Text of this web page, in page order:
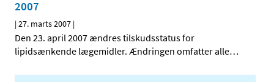
2007
|27. marts 2007 |
Den 23. april 2007 ændres tilskudsstatus for
lipidsænkende lægemidler. Ændringen omfatter alle…